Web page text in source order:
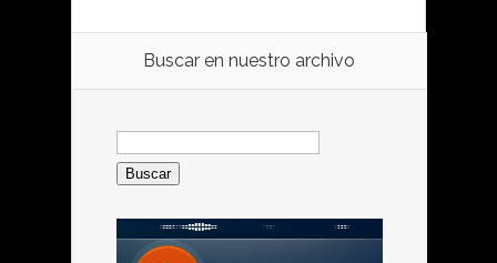
Buscar en nuestro archivo
Buscar: